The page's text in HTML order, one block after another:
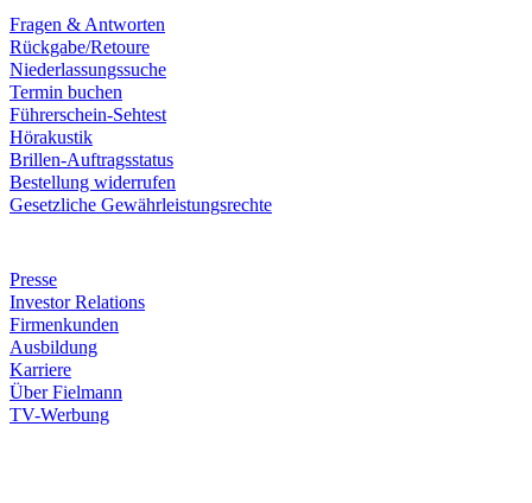
Fragen & Antworten
Rückgabe/Retoure
Niederlassungssuche
Termin buchen
Führerschein-Sehtest
Hörakustik
Brillen-Auftragsstatus
Bestellung widerrufen
Gesetzliche Gewährleistungsrechte
Presse
Investor Relations
Firmenkunden
Ausbildung
Karriere
Über Fielmann
TV-Werbung